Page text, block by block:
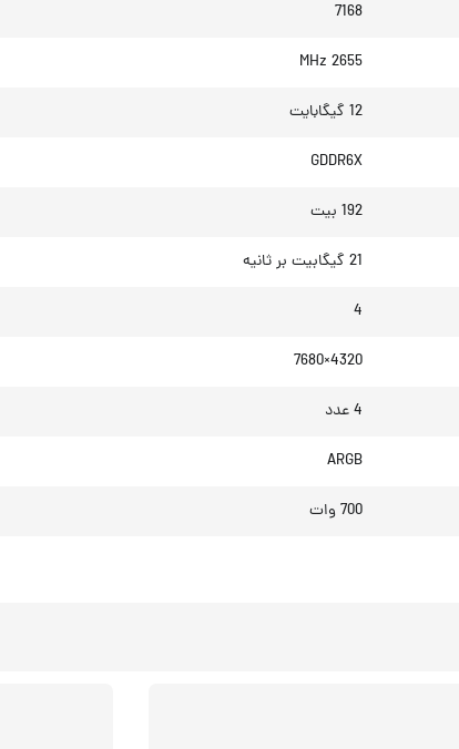
7168
2655 MHz
12 گیگابایت
GDDR6X
192 بیت
21 گیگابیت بر ثانیه
4
7‎680×4320
4 عدد
ARGB
700 وات